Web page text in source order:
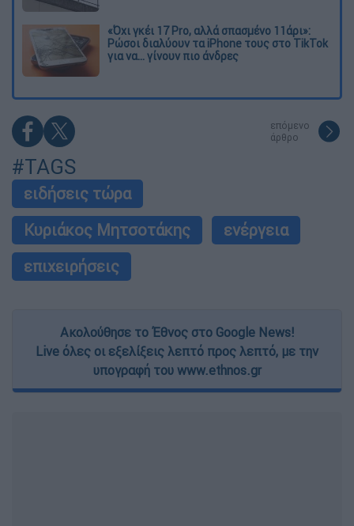
«Όχι γκέι 17 Pro, αλλά σπασμένο 11άρι»:
Ρώσοι διαλύουν τα iPhone τους στο TikTok
για να... γίνουν πιο άνδρες
επόμενο
άρθρο
#TAGS
ειδήσεις τώρα
Κυριάκος Μητσοτάκης
ενέργεια
επιχειρήσεις
Ακολούθησε το Έθνος στο Google News!
Live όλες οι εξελίξεις λεπτό προς λεπτό, με την
υπογραφή του www.ethnos.gr